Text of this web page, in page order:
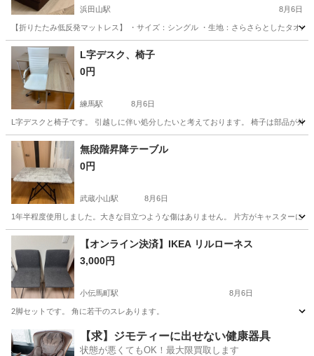
浜田山駅 8月6日
【折りたたみ低反発マットレス】 ・サイズ：シングル ・生地：さらさらとしたタオ
東京 杉並区 浜田山駅 ベッド
L字デスク、椅子
0円
練馬駅 8月6日
L字デスクと椅子です。 引越しに伴い処分したいと考えております。 椅子は部品が外
東京 練馬区 練馬駅 テーブル
無段階昇降テーブル
0円
武蔵小山駅 8月6日
1年半程度使用しました。大きな目立つような傷はありません。 片方がキャスターに
東京 目黒区 武蔵小山駅 テーブル
【オンライン決済】IKEA リルローネス
3,000円
小伝馬町駅 8月6日
2脚セットです。 角に若干のスレあります。
東京 中央区 小伝馬町駅 椅子 IKEA
【求】ジモティーに出せない健康器具
状態が悪くてもOK！最大限買取します